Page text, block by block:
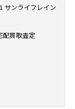
サンライフレイン
配買取査定